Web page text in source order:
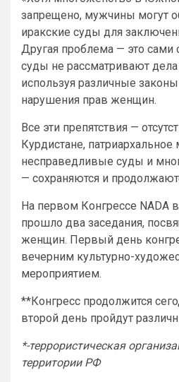
запрещено, мужчины могут
иракские суды для
Другая проблема — это сами
суды не рассматривают
используя различные
нарушения прав женщин.
Все эти препятствия —
Курдистане,
несправедливые суды и
— сохраняются и
На первом Конгрессе NADA
прошло два заседания,
женщин. Первый день
вечерним культурно-
мероприятием.
**Конгресс продолжится
второй день пройдут
*-террористическая
территории РФ